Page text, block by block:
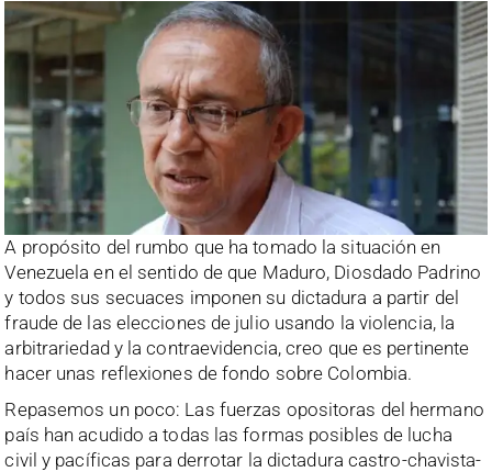
A propósito del rumbo que ha tomado la situación en
Venezuela en el sentido de que Maduro, Diosdado Padrino
y todos sus secuaces imponen su dictadura a partir del
fraude de las elecciones de julio usando la violencia, la
arbitrariedad y la contraevidencia, creo que es pertinente
hacer unas reflexiones de fondo sobre Colombia.
Repasemos un poco: Las fuerzas opositoras del hermano
país han acudido a todas las formas posibles de lucha
civil y pacíficas para derrotar la dictadura castro-chavista-